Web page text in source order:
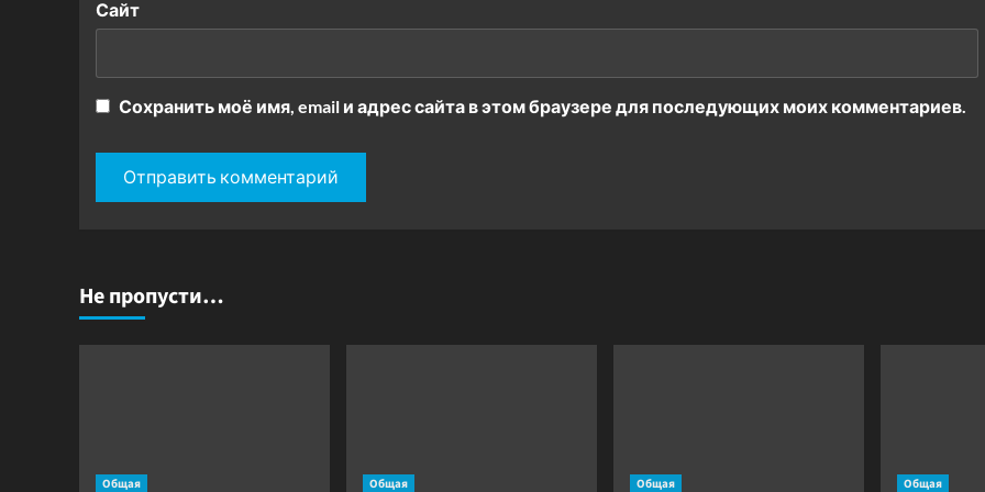
Сайт
Сохранить моё имя, email и адрес сайта в этом браузере для последующих моих комментариев.
Не пропусти…
Общая Общая Общая Общая